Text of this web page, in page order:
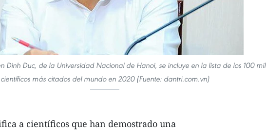
Dinh Duc, de la Universidad Nacional de Hanoi, se incluye en la lista de los 100 mil
científicos más citados del mundo en 2020 (Fuente: dantri.com.vn)
a científicos que han demostrado una